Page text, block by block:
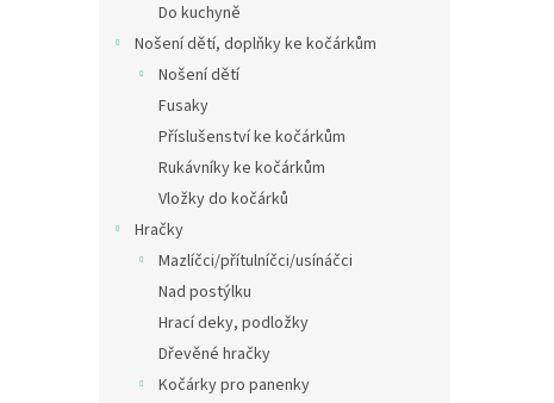
Do kuchyně
Nošení dětí, doplňky ke kočárkům
Nošení dětí
Fusaky
Příslušenství ke kočárkům
Rukávníky ke kočárkům
Vložky do kočárků
Hračky
Mazlíčci/přítulníčci/usínáčci
Nad postýlku
Hrací deky, podložky
Dřevěné hračky
Kočárky pro panenky